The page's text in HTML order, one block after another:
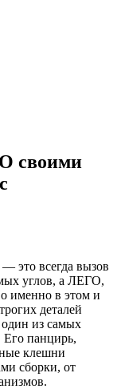
своими
это всегда вызов
углов, а ЛЕГО,
именно в этом и
деталей
из самых
Его панцирь,
клешни
сборки, от